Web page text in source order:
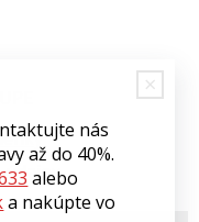
údajov
nás
až do 40%.
alebo
a nakúpte vo